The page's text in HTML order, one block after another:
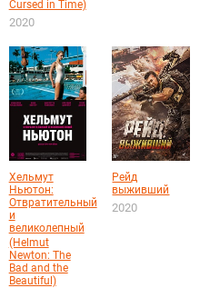
Cursed in Time)
2020
Хельмут
Ньютон:
Отвратительный
и
великолепный
(Helmut
Newton: The
Bad and the
Beautiful)
Рейд
выживший
2020